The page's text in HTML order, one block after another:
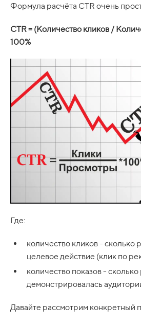
Формула расчёта CTR очень
CTR = (Количество кликов /
100%
Где:
количество кликов - сколько
целевое действие (клик по
количество показов -
демонстрировалась
Давайте рассмотрим конкретный